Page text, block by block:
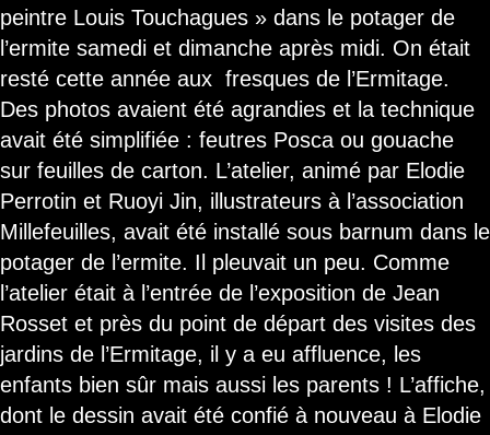
peintre Louis Touchagues » dans le potager de
l’ermite samedi et dimanche après midi. On était
resté cette année aux fresques de l’Ermitage.
Des photos avaient été agrandies et la technique
avait été simplifiée : feutres Posca ou gouache
sur feuilles de carton. L’atelier, animé par Elodie
Perrotin et Ruoyi Jin, illustrateurs à l’association
Millefeuilles, avait été installé sous barnum dans le
potager de l’ermite. Il pleuvait un peu. Comme
l’atelier était à l’entrée de l’exposition de Jean
Rosset et près du point de départ des visites des
jardins de l’Ermitage, il y a eu affluence, les
enfants bien sûr mais aussi les parents ! L’affiche,
dont le dessin avait été confié à nouveau à Elodie